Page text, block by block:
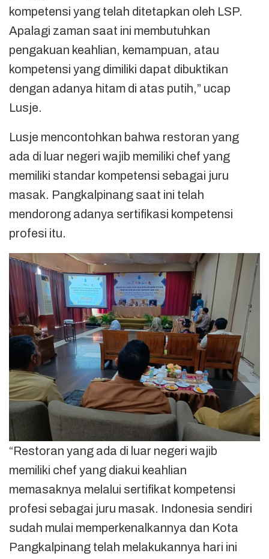
kompetensi yang telah ditetapkan oleh LSP.
Apalagi zaman saat ini membutuhkan
pengakuan keahlian, kemampuan, atau
kompetensi yang dimiliki dapat dibuktikan
dengan adanya hitam di atas putih,” ucap
Lusje.
Lusje mencontohkan bahwa restoran yang
ada di luar negeri wajib memiliki chef yang
memiliki standar kompetensi sebagai juru
masak. Pangkalpinang saat ini telah
mendorong adanya sertifikasi kompetensi
profesi itu.
“Restoran yang ada di luar negeri wajib
memiliki chef yang diakui keahlian
memasaknya melalui sertifikat kompetensi
profesi sebagai juru masak. Indonesia sendiri
sudah mulai memperkenalkannya dan Kota
Pangkalpinang telah melakukannya hari ini